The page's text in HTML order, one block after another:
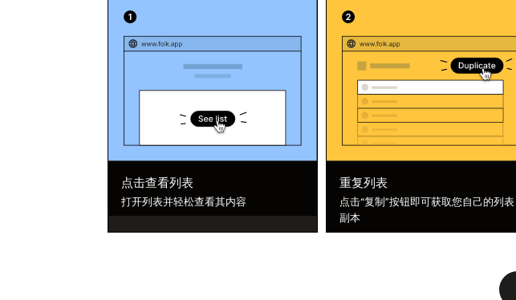
点击查看列表
打开列表并轻松查看其内容
重复列表
点击“复制”按钮即可获取您自己的列表
副本